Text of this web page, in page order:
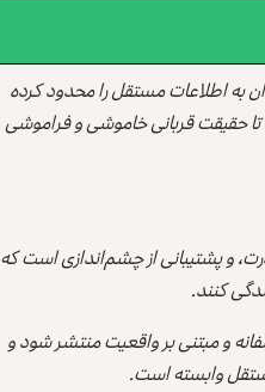
اطلاعات مستقل را محدود کرده
حقیقت قربانی خاموشی و فراموشی
و پشتیبانی از چشم‌اندازی است که
کنند.
و مبتنی بر واقعیت منتشر شود و
وابسته است.